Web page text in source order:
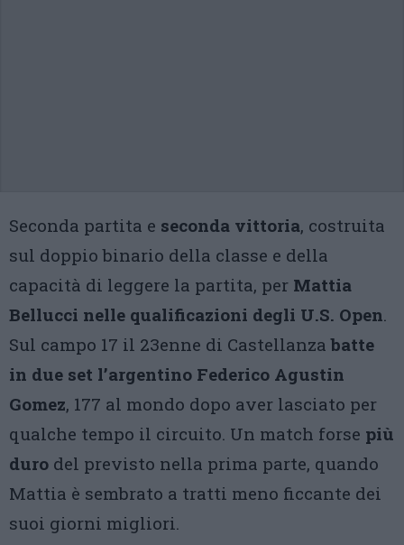
Seconda partita e seconda vittoria, costruita
sul doppio binario della classe e della
capacità di leggere la partita, per Mattia
Bellucci nelle qualificazioni degli U.S. Open.
Sul campo 17 il 23enne di Castellanzabatte
in due set l’argentino Federico Agustin
Gomez, 177 al mondo dopo aver lasciato per
qualche tempo il circuito. Un match forse più
duro del previsto nella prima parte, quando
Mattia è sembrato a tratti meno ficcante dei
suoi giorni migliori.